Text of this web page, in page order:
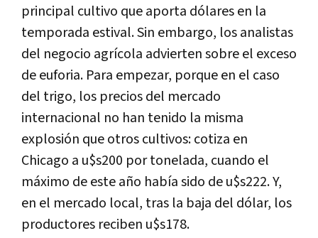
principal cultivo que aporta dólares en la
temporada estival.Sin embargo, los analistas
del negocio agrícola advierten sobre el exceso
de euforia. Para empezar, porque en el caso
del trigo, los precios del mercado
internacional no han tenido la misma
explosión que otros cultivos: cotiza en
Chicago a u$s200 por tonelada, cuando el
máximo de este año había sido de u$s222. Y,
en el mercado local, tras la baja del dólar, los
productores reciben u$s178.